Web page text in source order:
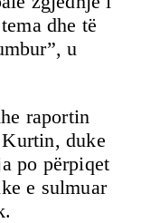
dhe të
u
raportin
duke
po përpiqet
e sulmuar